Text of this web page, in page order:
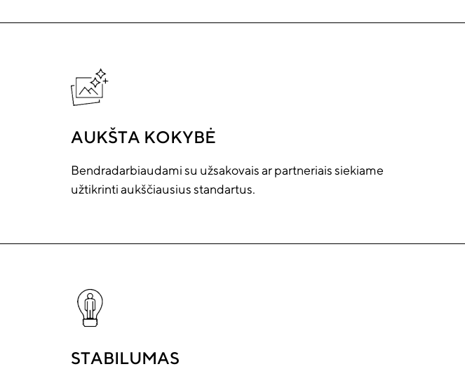
AUKŠTA KOKYBĖ
Bendradarbiaudami su užsakovais ar partneriais siekiame
užtikrinti aukščiausius standartus.
STABILUMAS